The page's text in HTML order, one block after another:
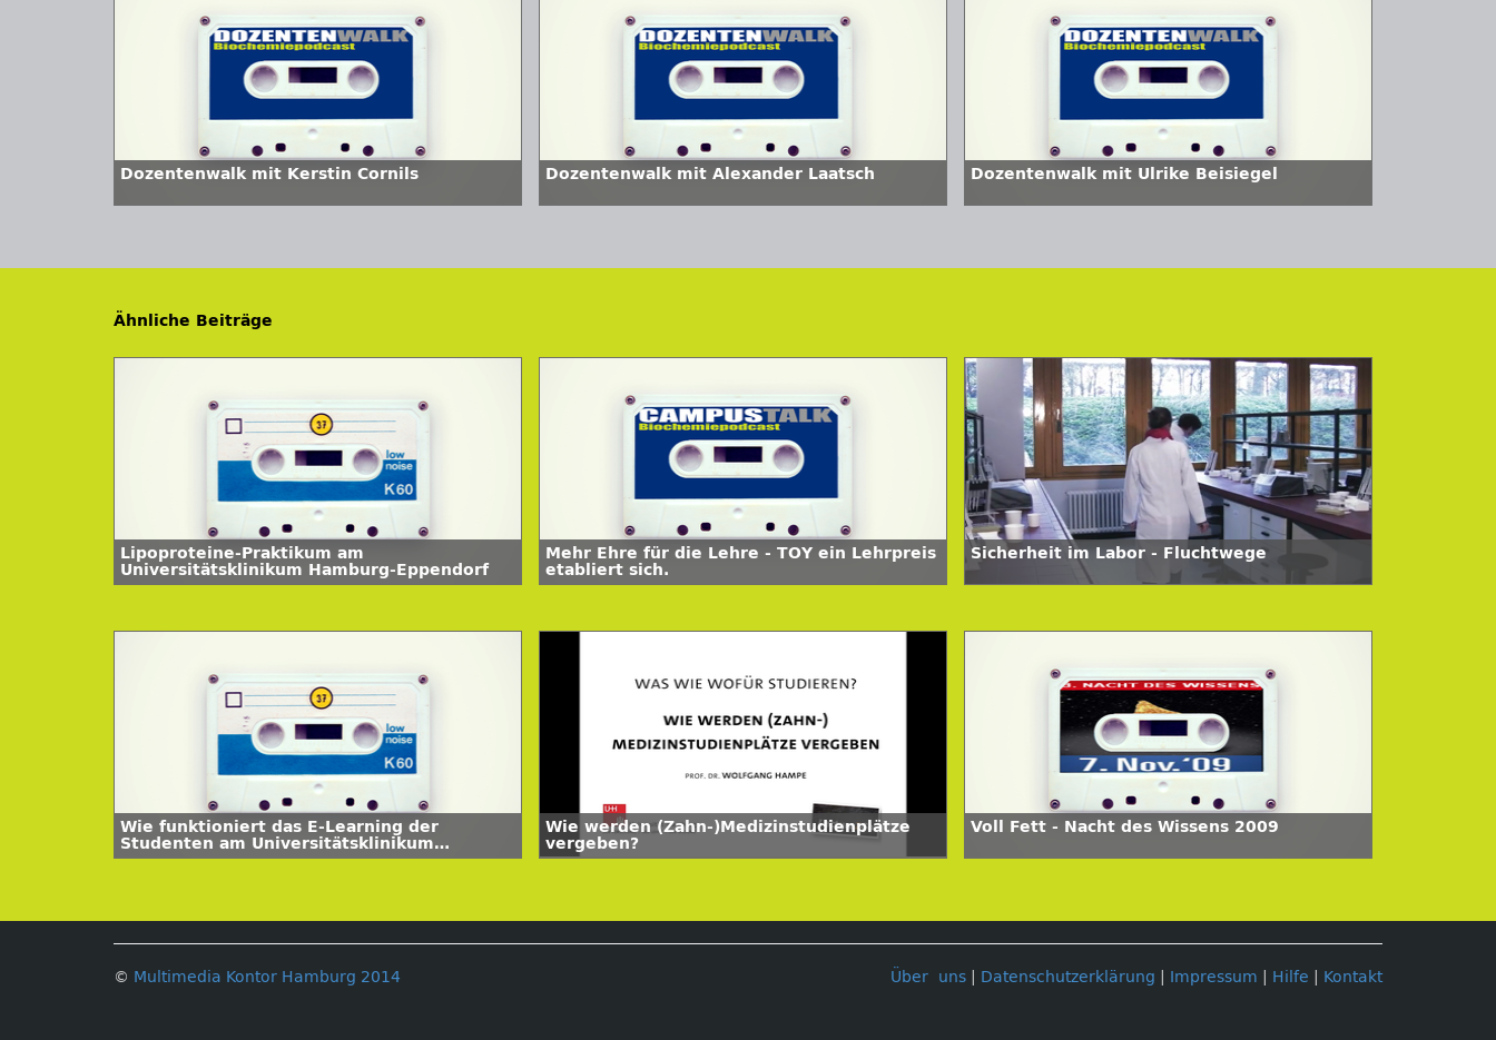
Dozentenwalk mit Kerstin Cornils Dozentenwalk mit Alexander Laatsch Dozentenwalk mit Ulrike Beisiegel
Ähnliche Beiträge
Lipoproteine-Praktikum am
Universitätsklinikum Hamburg-Eppendorf
Mehr Ehre für die Lehre - TOY ein Lehrpreis
etabliert sich.
Sicherheit im Labor - Fluchtwege
Wie funktioniert das E-Learning der
Studenten am Universitätsklinikum
Hamburg-Eppendorf
Wie werden (Zahn-)Medizinstudienplätze
vergeben?
Voll Fett - Nacht des Wissens 2009
Über uns Datenschutzerklärung Impressum Hilfe Kontakt
© Multimedia Kontor Hamburg 2014